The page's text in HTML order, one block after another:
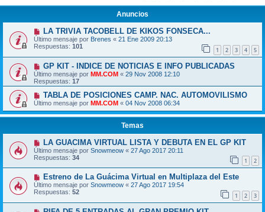
Anuncios
LA TRIVIA TACOBELL DE KIKOS FONSECA...
Último mensaje por Brenes « 21 Ene 2009 20:13
Respuestas: 101 1 2 3 4 5
GP KIT - INDICE DE NOTICIAS E INFO PUBLICADAS
Último mensaje por MM.COM « 29 Nov 2008 12:10
Respuestas: 17
TABLA DE POSICIONES CAMP. NAC. AUTOMOVILISMO
Último mensaje por MM.COM « 04 Nov 2008 06:34
Temas
LA GUACIMA VIRTUAL LISTA Y DEBUTA EN EL GP KIT
Último mensaje por Snowmeow « 27 Ago 2017 20:11
Respuestas: 34 1 2
Estreno de La Guácima Virtual en Multiplaza del Este
Último mensaje por Snowmeow « 27 Ago 2017 19:54
Respuestas: 52 1 2 3